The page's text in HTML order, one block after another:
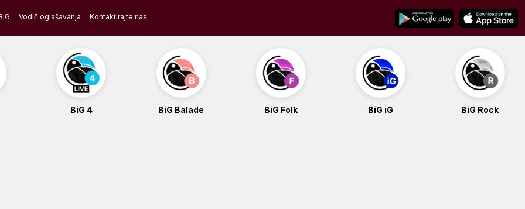
Vodič oglašavanja Kontaktirajte nas
BiG 4 BiG Balade BiG Folk BiG iG BiG Rock